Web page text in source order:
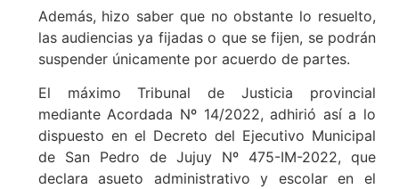
Además, hizo saber que no obstante lo resuelto,
las audiencias ya fijadas o que se fijen, se podrán
suspender únicamente por acuerdo de partes.
El máximo Tribunal de Justicia provincial
mediante Acordada Nº 14/2022, adhirió así a lo
dispuesto en el Decreto del Ejecutivo Municipal
de San Pedro de Jujuy Nº 475-IM-2022, que
declara asueto administrativo y escolar en el